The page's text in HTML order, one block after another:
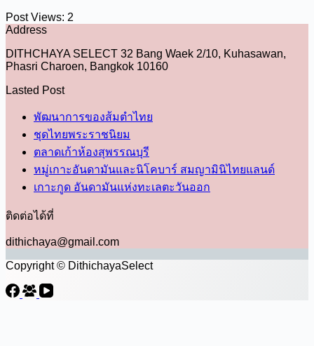
Post Views: 2
Address
DITHCHAYA SELECT 32 Bang Waek 2/10, Kuhasawan,
Phasri Charoen, Bangkok 10160
Lasted Post
พัฒนาการของส้มตำไทย
ชุดไทยพระราชนิยม
ตลาดเก้าห้องสุพรรณบุรี
หมู่เกาะอันดามันและนิโคบาร์ สมญามินิไทยแลนด์
เกาะกูด อันดามันแห่งทะเลตะวันออก
ติดต่อได้ที่
dithichaya@gmail.com
Copyright © DithichayaSelect